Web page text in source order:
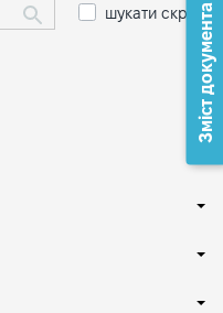
шукати скрізьЗміст документа